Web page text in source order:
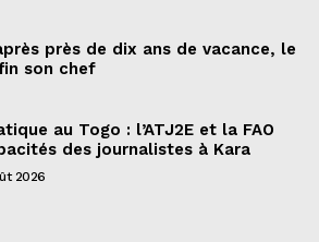
près de dix ans de vacance, le
son chef
au Togo : l’ATJ2E et la FAO
des journalistes à Kara
2026